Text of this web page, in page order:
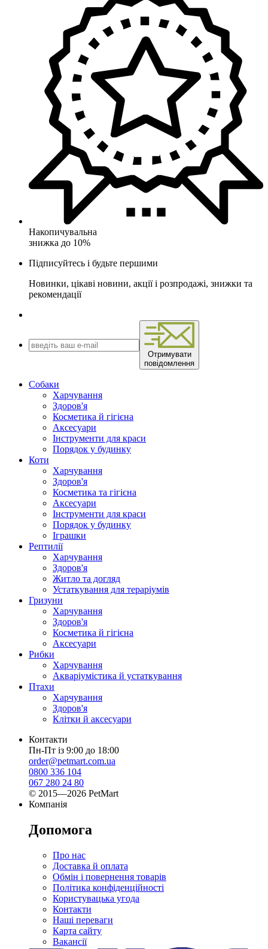
Накопичувальна
знижка до 10%
Підписуйтесь і будьте першими
Новинки, цікаві новини, акції і розпродажі, знижки та
рекомендації
Отримувати
повідомлення
Собаки
Харчування
Здоров'я
Косметика й гігієна
Аксесуари
Інструменти для краси
Порядок у будинку
Коти
Харчування
Здоров'я
Косметика та гігієна
Аксесуари
Інструменти для краси
Порядок у будинку
Іграшки
Рептилії
Харчування
Здоров'я
Житло та догляд
Устаткування для тераріумів
Гризуни
Харчування
Здоров'я
Косметика й гігієна
Аксесуари
Рибки
Харчування
Акваріумістика й устаткування
Птахи
Харчування
Здоров'я
Клітки й аксесуари
Контакти
Пн-Пт із 9:00 до 18:00
order@petmart.com.ua
0800 336 104
067 280 24 80
© 2015—2026 PetMart
Компанія
Допомога
Про нас
Доставка й оплата
Обмін і повернення товарів
Політика конфіденційності
Користувацька угода
Контакти
Наші переваги
Карта сайту
Вакансії